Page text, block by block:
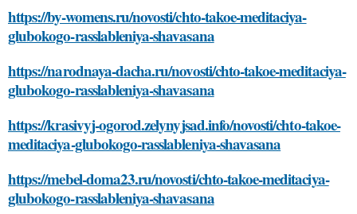
https://by-womens.ru/novosti/chto-takoe-meditaciya-
glubokogo-rasslableniya-shavasana
https://narodnaya-dacha.ru/novosti/chto-takoe-meditaciya-
glubokogo-rasslableniya-shavasana
https://krasivyj-ogorod.zelynyjsad.info/novosti/chto-takoe-
meditaciya-glubokogo-rasslableniya-shavasana
https://mebel-doma23.ru/novosti/chto-takoe-meditaciya-
glubokogo-rasslableniya-shavasana